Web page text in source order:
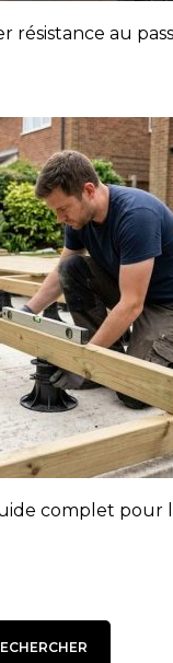
résistance au
complet pour